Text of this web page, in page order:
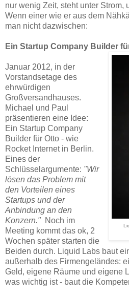
nur wenig Zeit, steht unter Strom,
Wenn einer wie er aus dem
man nicht dazwischen:
Ein Startup Company Builder
Januar 2012, in der
Vorstandsetage des
ehrwürdigen
Großversandhauses.
Michael und Paul
präsentieren eine Idee:
Ein Startup Company
Builder für Otto - wie
Rocket Internet in Berlin.
Eines der
Schlüsselargumente: "Wir
lösen das Problem mit
den Vorteilen eines
Startups und der
Anbindung an den
Konzern." Noch im
Meeting kommt das ok, 2
Wochen später starten die
Beiden durch. Liquid Labs baut
außerhalb des Firmengeländes:
Geld, eigene Räume und eigene
was wichtig ist - baut die